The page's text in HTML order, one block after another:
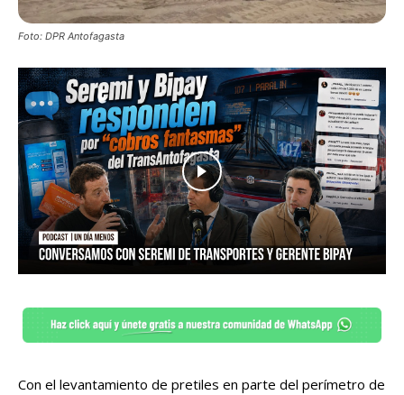
Foto: DPR Antofagasta
Con el levantamiento de pretiles en parte del perímetro de